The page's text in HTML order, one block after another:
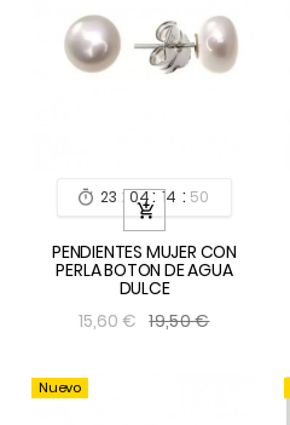
 23 :04: 14 : 49

PENDIENTES MUJER CON
PERLA BOTON DE AGUA
DULCE
15,60 € 19,50 €
Nuevo